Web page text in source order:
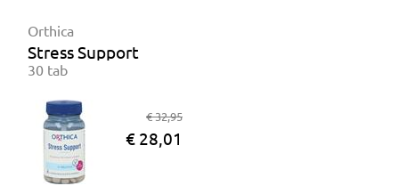
Orthica
Stress Support
30 tab
€ 32,95
€ 28,01